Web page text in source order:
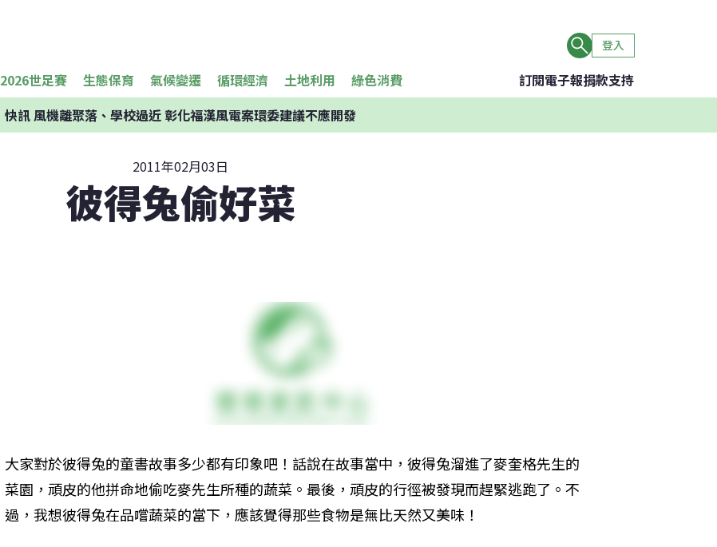
登入
2026世足賽 生態保育 氣候變遷 循環經濟 土地利用 綠色消費 訂閱電子報捐款支持
快訊風機離聚落、學校過近 彰化福漢風電案環委建議不應開發
2011年02月03日
彼得兔偷好菜
大家對於彼得兔的童書故事多少都有印象吧！話說在故事當中，彼得兔溜進了麥奎格先生的
菜園，頑皮的他拼命地偷吃麥先生所種的蔬菜。最後，頑皮的行徑被發現而趕緊逃跑了。不
過，我想彼得兔在品嚐蔬菜的當下，應該覺得那些食物是無比天然又美味！